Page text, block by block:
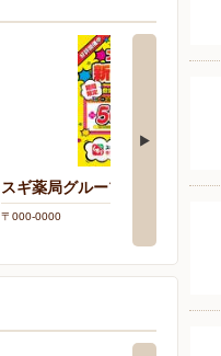
スギ薬局グループ(福井エリア)
〒000-0000